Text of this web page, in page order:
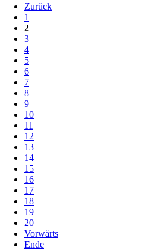
Zurück
1
2
3
4
5
6
7
8
9
10
11
12
13
14
15
16
17
18
19
20
Vorwärts
Ende